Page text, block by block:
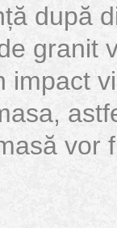
după
granit
impact
vor